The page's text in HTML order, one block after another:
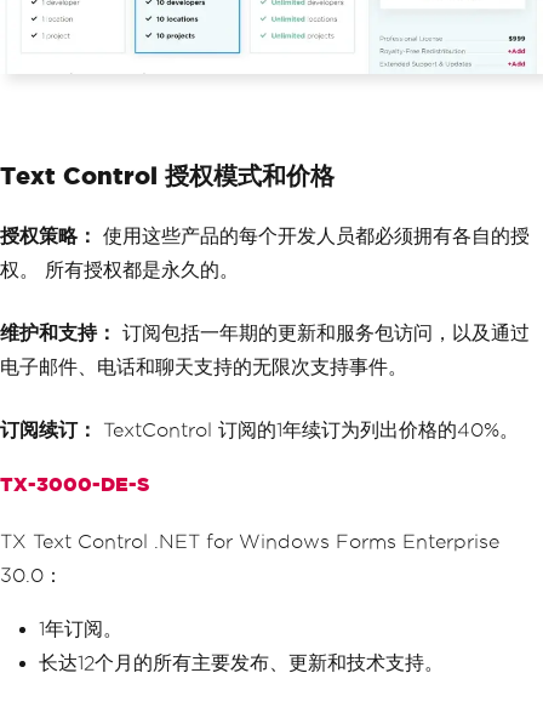
Text Control 授权模式和价格
授权策略：
使用这些产品的每个开发人员都必须拥有各自的授
权。 所有授权都是永久的。
维护和支持：
订阅包括一年期的更新和服务包访问，以及通过
电子邮件、电话和聊天支持的无限次支持事件。
订阅续订： TextControl 订阅的1年续订为列出价格的40%。
TX-3000-DE-S
TX Text Control .NET for Windows Forms Enterprise
30.0：
1年订阅。
长达12个月的所有主要发布、更新和技术支持。